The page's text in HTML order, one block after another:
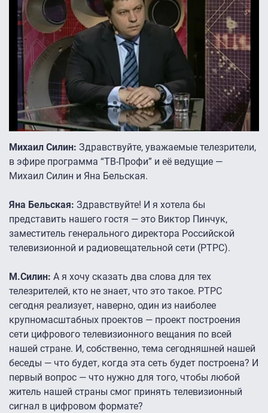
Михаил Силин: Здравствуйте, уважаемые телезрители,
в эфире программа “ТВ-Профи” и её ведущие —
Михаил Силин и Яна Бельская.
Яна Бельская: Здравствуйте! И я хотела бы
представить нашего гостя — это Виктор Пинчук,
заместитель генерального директора Российской
телевизионной и радиовещательной сети (РТРС).
М.Силин: А я хочу сказать два слова для тех
телезрителей, кто не знает, что это такое. РТРС
сегодня реализует, наверно, один из наиболее
крупномасштабных проектов — проект построения
сети цифрового телевизионного вещания по всей
нашей стране. И, собственно, тема сегодняшней нашей
беседы — что будет, когда эта сеть будет построена? И
первый вопрос — что нужно для того, чтобы любой
житель нашей страны смог принять телевизионный
сигнал в цифровом формате?